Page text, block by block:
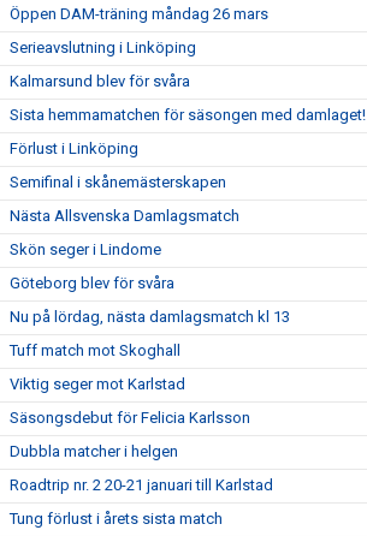
Öppen DAM-träning måndag 26 mars
Serieavslutning i Linköping
Kalmarsund blev för svåra
Sista hemmamatchen för säsongen med damlaget!
Förlust i Linköping
Semifinal i skånemästerskapen
Nästa Allsvenska Damlagsmatch
Skön seger i Lindome
Göteborg blev för svåra
Nu på lördag, nästa damlagsmatch kl 13
Tuff match mot Skoghall
Viktig seger mot Karlstad
Säsongsdebut för Felicia Karlsson
Dubbla matcher i helgen
Roadtrip nr. 2 20-21 januari till Karlstad
Tung förlust i årets sista match